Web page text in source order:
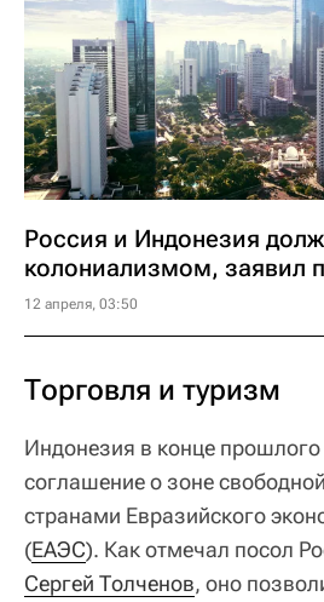
Россия и Индонезия
колониализмом, заявил
12 апреля, 03:50
Торговля и туризм
Индонезия в конце
соглашение о зоне
странами Евразийского
(ЕАЭС). Как отмечал посол
Сергей Толченов, оно